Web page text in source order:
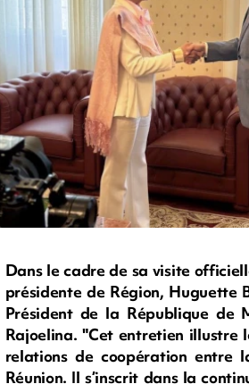
Dans le cadre de sa visite
présidente de Région, Huguette
Président de la République de
Rajoelina. "Cet entretien illustre
relations de coopération entre
Réunion. Il s’inscrit dans la